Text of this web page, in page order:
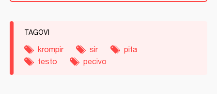
TAGOVI
krompir sir
pita
testo
pecivo